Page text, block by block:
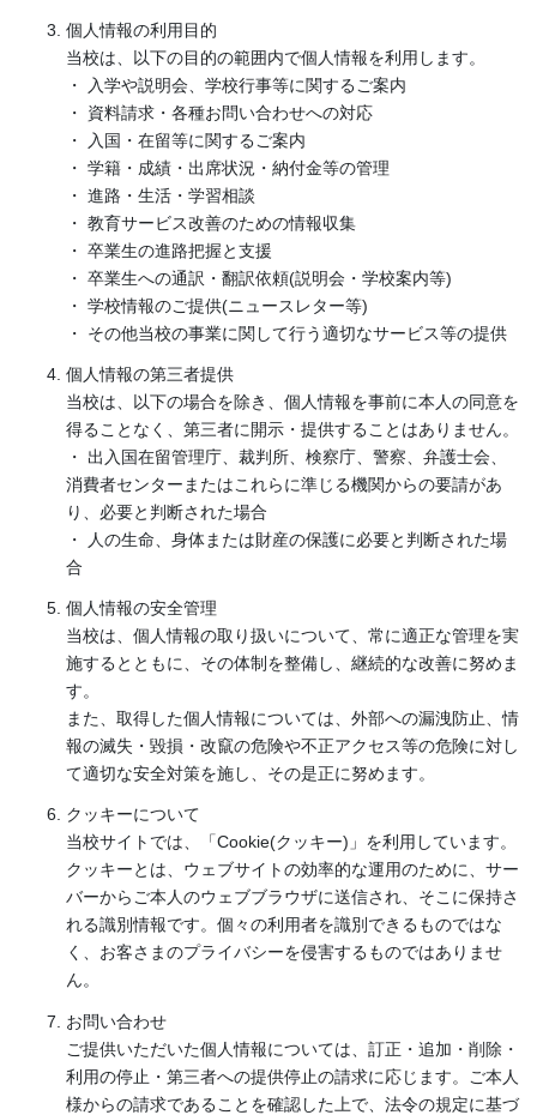
個人情報の利用目的
当校は、以下の目的の範囲内で個人情報を利用します。
・ 入学や説明会、学校行事等に関するご案内
・ 資料請求・各種お問い合わせへの対応
・ 入国・在留等に関するご案内
・ 学籍・成績・出席状況・納付金等の管理
・ 進路・生活・学習相談
・ 教育サービス改善のための情報収集
・ 卒業生の進路把握と支援
・ 卒業生への通訳・翻訳依頼(説明会・学校案内等)
・ 学校情報のご提供(ニュースレター等)
・ その他当校の事業に関して行う適切なサービス等の提供
個人情報の第三者提供
当校は、以下の場合を除き、個人情報を事前に本人の同意を
得ることなく、第三者に開示・提供することはありません。
・ 出入国在留管理庁、裁判所、検察庁、警察、弁護士会、
消費者センターまたはこれらに準じる機関からの要請があ
り、必要と判断された場合
・ 人の生命、身体または財産の保護に必要と判断された場
合
個人情報の安全管理
当校は、個人情報の取り扱いについて、常に適正な管理を実
施するとともに、その体制を整備し、継続的な改善に努めま
す。
また、取得した個人情報については、外部への漏洩防止、情
報の滅失・毀損・改竄の危険や不正アクセス等の危険に対し
て適切な安全対策を施し、その是正に努めます。
クッキーについて
当校サイトでは、「Cookie(クッキー)」を利用しています。
クッキーとは、ウェブサイトの効率的な運用のために、サー
バーからご本人のウェブブラウザに送信され、そこに保持さ
れる識別情報です。個々の利用者を識別できるものではな
く、お客さまのプライバシーを侵害するものではありませ
ん。
お問い合わせ
ご提供いただいた個人情報については、訂正・追加・削除・
利用の停止・第三者への提供停止の請求に応じます。ご本人
様からの請求であることを確認した上で、法令の規定に基づ